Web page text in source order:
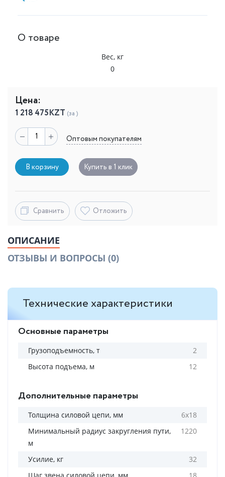
О товаре
Вес, кг
0
Цена:
1 218 475KZT (за )
Оптовым покупателям
В корзину Купить в 1 клик
Сравнить Отложить
ОПИСАНИЕ
ОТЗЫВЫ И ВОПРОСЫ (0)
Технические характеристики
Основные параметры
Грузоподъемность, т
2
Высота подъема, м
12
Дополнительные параметры
Толщина силовой цепи, мм
6х18
Минимальный радиус закругления пути,
м
1220
Усилие, кг
32